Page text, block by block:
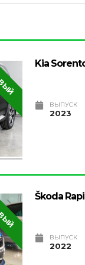
Kia
ВЫПУСК
2023
Škoda
ВЫПУСК
2022